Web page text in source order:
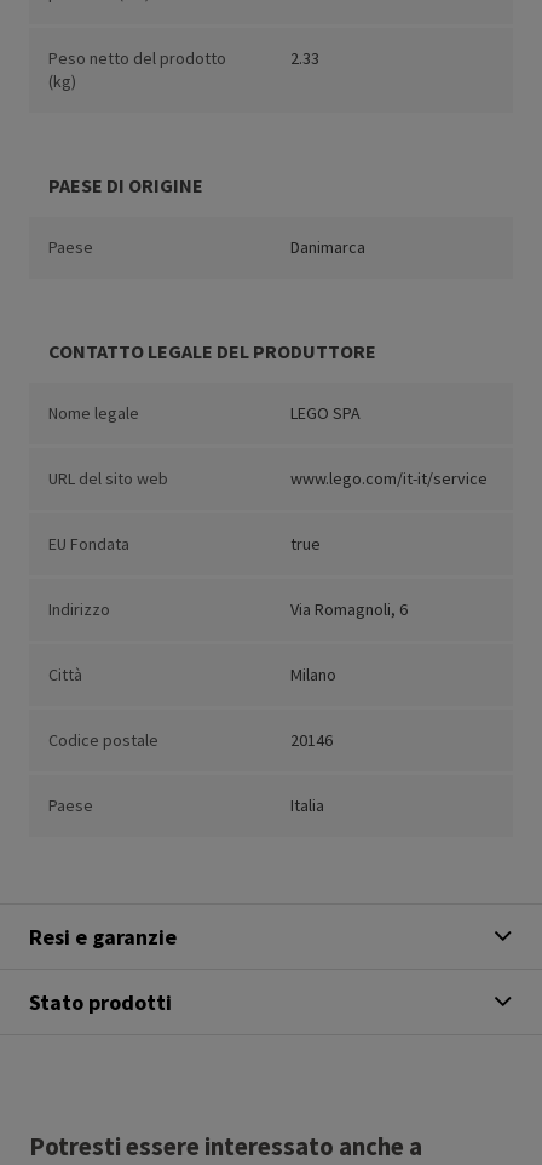
Peso netto del prodotto
(kg)
2.33
PAESE DI ORIGINE
Paese Danimarca
CONTATTO LEGALE DEL PRODUTTORE
Nome legale LEGO SPA
URL del sito web www.lego.com/it-it/service
EU Fondata true
Indirizzo Via Romagnoli, 6
Città Milano
Codice postale 20146
Paese Italia
Resi e garanzie
Stato prodotti
Potresti essere interessato anche a